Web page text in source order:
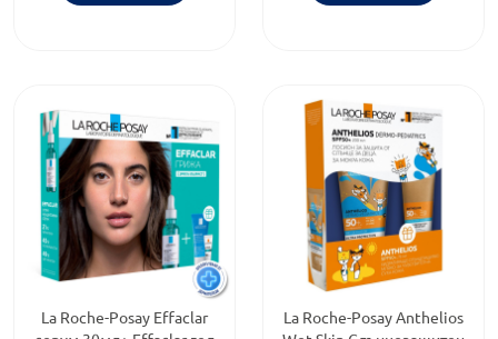
La Roche-Posay Effaclar
La Roche-Posay Anthelios